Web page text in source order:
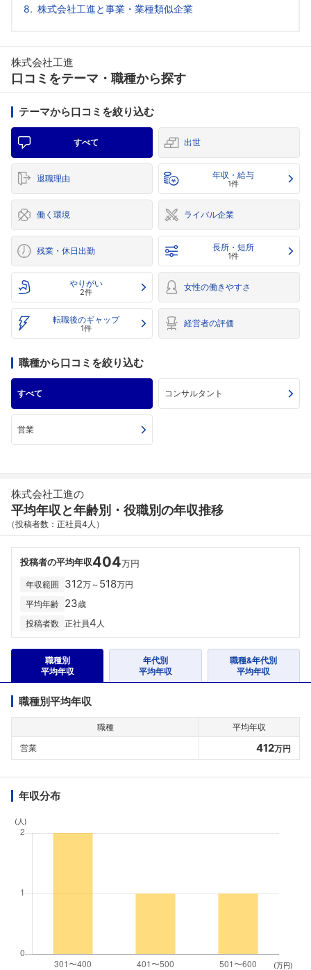
株式会社工進と事業・業種類似企業
株式会社工進
口コミをテーマ・職種から探す
テーマから口コミを絞り込む
すべて 出世
退職理由 年収・給与
1件
働く環境 ライバル企業
残業・休日出勤 長所・短所
1件
やりがい
2件 女性の働きやすさ
転職後のギャップ
1件 経営者の評価
職種から口コミを絞り込む
すべて コンサルタント
営業
株式会社工進の
平均年収と年齢別・役職別の年収推移
（投稿者数：正社員4人）
投稿者の平均年収404万円
年収範囲 312万～ 518万円
平均年齢 23歳
投稿者数 正社員4 人
職種別
平均年収
年代別
平均年収
職種&年代別
平均年収
職種別平均年収
職種
平均年収
営業
412万円
年収分布
(人)
(万円)